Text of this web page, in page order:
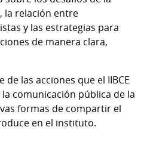
la relación entre
y las estrategias para
de manera clara,
las acciones que el IIBCE
comunicación pública de la
formas de compartir el
en el instituto.